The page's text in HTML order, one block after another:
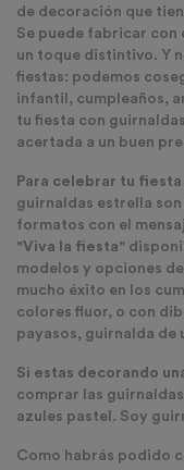
de decoración que
Se puede fabricar con
un toque distintivo. Y
fiestas: podemos
infantil, cumpleaños,
tu fiesta con
acertada a un buen
Para celebrar tu
guirnaldas estrella
formatos con el
"Viva la fiesta"
modelos y opciones
mucho éxito en los
colores fluor, o con
payasos, guirnalda de
Si estas decorando
comprar las
azules pastel. Soy
Como habrás podido